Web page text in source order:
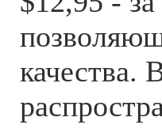
качества.